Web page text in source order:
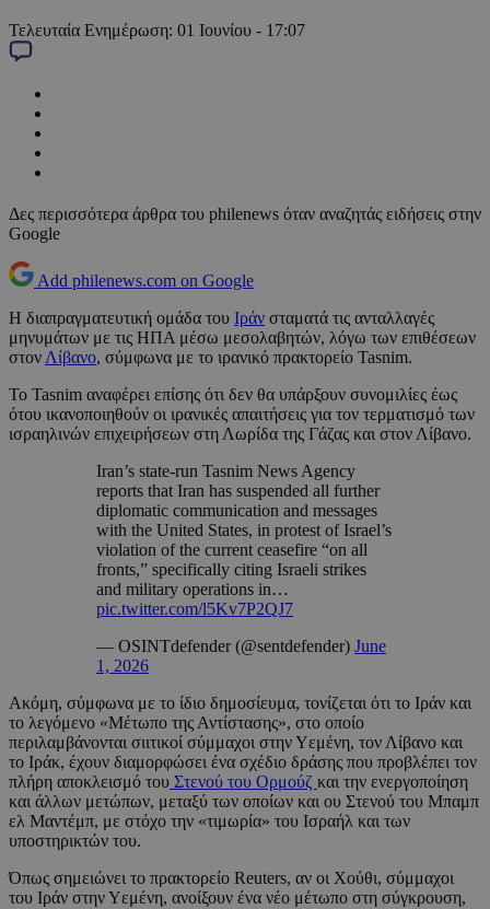
Τελευταία Ενημέρωση: 01 Ιουνίου - 17:07
Δες περισσότερα άρθρα του philenews όταν αναζητάς ειδήσεις στην
Google
Add philenews.com on Google
Η διαπραγματευτική ομάδα του Ιράν σταματά τις ανταλλαγές
μηνυμάτων με τις ΗΠΑ μέσω μεσολαβητών, λόγω των επιθέσεων
στον Λίβανο, σύμφωνα με το ιρανικό πρακτορείο Tasnim.
Το Tasnim αναφέρει επίσης ότι δεν θα υπάρξουν συνομιλίες έως
ότου ικανοποιηθούν οι ιρανικές απαιτήσεις για τον τερματισμό των
ισραηλινών επιχειρήσεων στη Λωρίδα της Γάζας και στον Λίβανο.
Iran’s state-run Tasnim News Agency
reports that Iran has suspended all further
diplomatic communication and messages
with the United States, in protest of Israel’s
violation of the current ceasefire “on all
fronts,” specifically citing Israeli strikes
and military operations in…
pic.twitter.com/l5Kv7P2QJ7
— OSINTdefender (@sentdefender) June
1, 2026
Ακόμη, σύμφωνα με το ίδιο δημοσίευμα, τονίζεται ότι το Ιράν και
το λεγόμενο «Μέτωπο της Αντίστασης», στο οποίο
περιλαμβάνονται σιιτικοί σύμμαχοι στην Υεμένη, τον Λίβανο και
το Ιράκ, έχουν διαμορφώσει ένα σχέδιο δράσης που προβλέπει τον
πλήρη αποκλεισμό του Στενού του Ορμούζ και την ενεργοποίηση
και άλλων μετώπων, μεταξύ των οποίων και ου Στενού του Μπαμπ
ελ Μαντέμπ, με στόχο την «τιμωρία» του Ισραήλ και των
υποστηρικτών του.
Όπως σημειώνει το πρακτορείο Reuters, αν οι Χούθι, σύμμαχοι
του Ιράν στην Υεμένη, ανοίξουν ένα νέο μέτωπο στη σύγκρουση,